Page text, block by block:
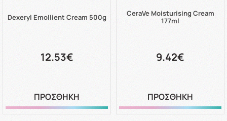
Dexeryl Emollient Cream 500g
12.53€
ΠΡΟΣΘΗΚΗ
CeraVe Moisturising Cream
177ml
9.42€
ΠΡΟΣΘΗΚΗ